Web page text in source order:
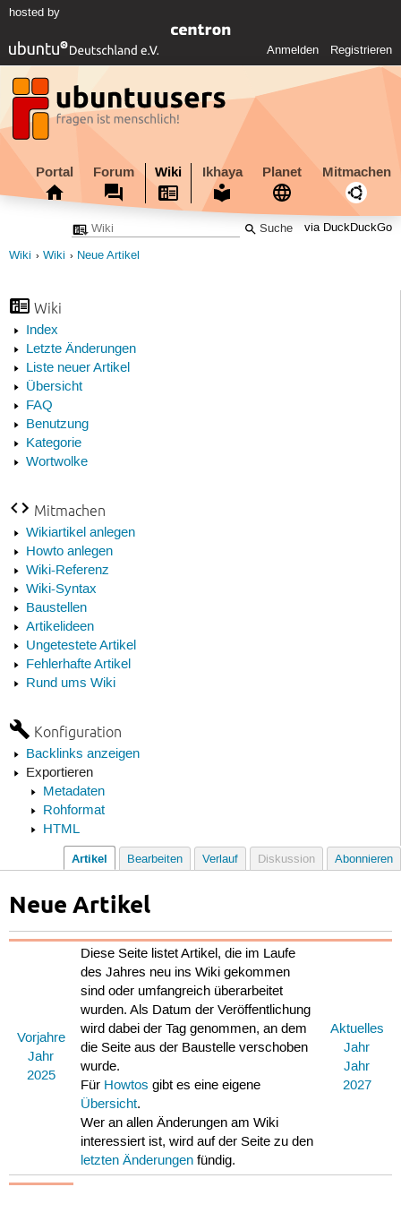
hosted by
Anmelden Registrieren
Portal Forum Wiki Ikhaya Planet Mitmachen
via DuckDuckGo
Wiki Wiki Neue Artikel
Wiki
Index
Letzte Änderungen
Liste neuer Artikel
Übersicht
FAQ
Benutzung
Kategorie
Wortwolke
Mitmachen
Wikiartikel anlegen
Howto anlegen
Wiki-Referenz
Wiki-Syntax
Baustellen
Artikelideen
Ungetestete Artikel
Fehlerhafte Artikel
Rund ums Wiki
Konfiguration
Backlinks anzeigen
Exportieren
Metadaten
Rohformat
HTML
Artikel Bearbeiten Verlauf Diskussion Abonnieren
Neue Artikel
Vorjahre
Jahr
2025
Diese Seite listet Artikel, die im Laufe
des Jahres neu ins Wiki gekommen
sind oder umfangreich überarbeitet
wurden. Als Datum der Veröffentlichung
wird dabei der Tag genommen, an dem
die Seite aus der Baustelle verschoben
wurde.
Für Howtos gibt es eine eigene
Übersicht.
Wer an allen Änderungen am Wiki
interessiert ist, wird auf der Seite zu den
letzten Änderungen fündig.
Aktuelles
Jahr
Jahr
2027